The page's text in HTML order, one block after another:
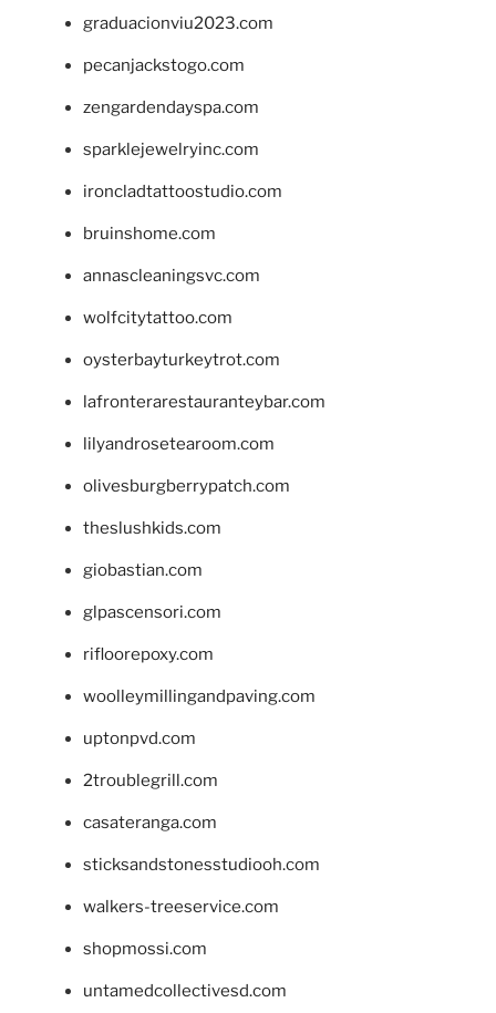
graduacionviu2023.com
pecanjackstogo.com
zengardendayspa.com
sparklejewelryinc.com
ironcladtattoostudio.com
bruinshome.com
annascleaningsvc.com
wolfcitytattoo.com
oysterbayturkeytrot.com
lafronterarestauranteybar.com
lilyandrosetearoom.com
olivesburgberrypatch.com
theslushkids.com
giobastian.com
glpascensori.com
rifloorepoxy.com
woolleymillingandpaving.com
uptonpvd.com
2troublegrill.com
casateranga.com
sticksandstonesstudiooh.com
walkers-treeservice.com
shopmossi.com
untamedcollectivesd.com